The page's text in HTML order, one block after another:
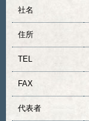
社名
住所
TEL
FAX
代表者